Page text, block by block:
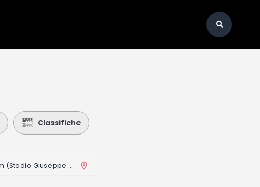
Classifiche
San Siro Stadium (Stadio Giuseppe Meazza)